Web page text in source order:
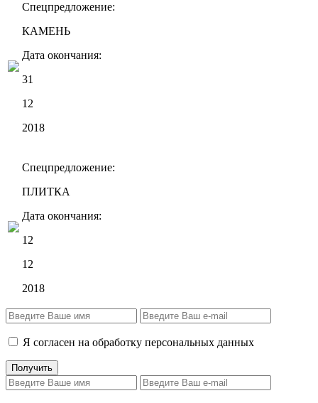
Спецпредложение:
КАМЕНЬ
Дата окончания:
31
12
2018
Спецпредложение:
ПЛИТКА
Дата окончания:
12
12
2018
Я согласен на обработку персональных данных